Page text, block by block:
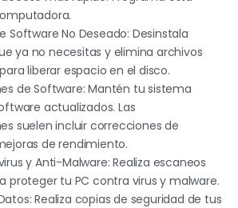
Software No Deseado: Desinstala
ya no necesitas y elimina archivos
liberar espacio en el disco.
de Software: Mantén tu sistema
actualizados. Las
suelen incluir correcciones de
de rendimiento.
y Anti-Malware: Realiza escaneos
proteger tu PC contra virus y malware.
Realiza copias de seguridad de tus